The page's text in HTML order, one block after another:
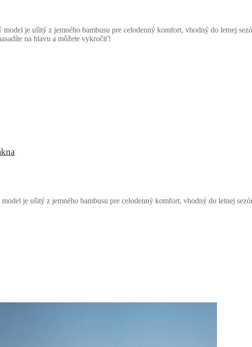
je ušitý z jemného bambusu pre celodenný komfort, vhodný do letnej
na hlavu a môžete vykročiť!
je ušitý z jemného bambusu pre celodenný komfort, vhodný do letnej